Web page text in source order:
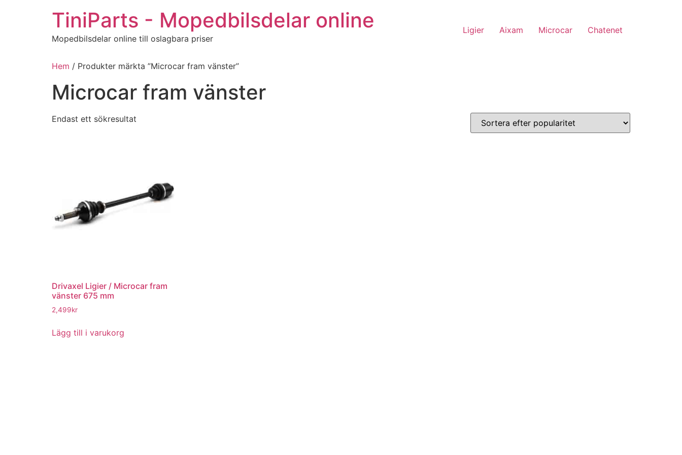
TiniParts - Mopedbilsdelar online
Mopedbilsdelar online till oslagbara priser
Ligier Aixam Microcar Chatenet
Hem / Produkter märkta ”Microcar fram vänster”
Microcar fram vänster
Endast ett sökresultat
Drivaxel Ligier / Microcar fram
vänster 675 mm
2,499kr
Lägg till i varukorg